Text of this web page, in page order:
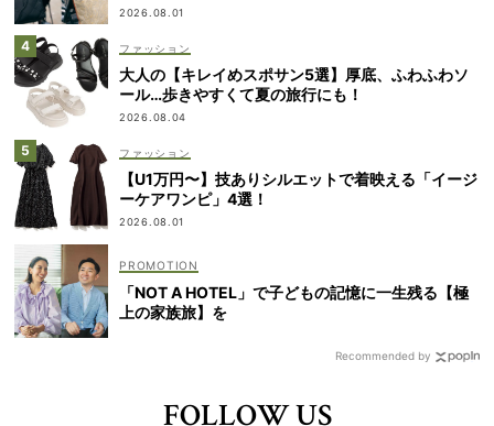
2026.08.01
ファッション
大人の【キレイめスポサン5選】厚底、ふわふわソ
ール…歩きやすくて夏の旅行にも！
2026.08.04
ファッション
【U1万円〜】技ありシルエットで着映える「イージ
ーケアワンピ」4選！
2026.08.01
「NOT A HOTEL」で子どもの記憶に一生残る【極
上の家族旅】を
Recommended by
FOLLOW US